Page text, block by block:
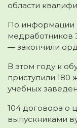
области
По информации
медработников
— закончили
В этом году к
приступили 180
учебных
104 договора о
выпускниками